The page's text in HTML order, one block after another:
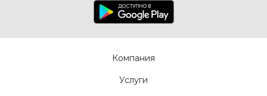
Компания
Услуги